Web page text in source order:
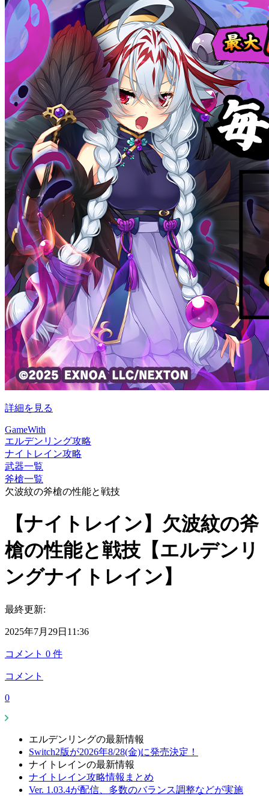
詳細を見る
GameWith
エルデンリング攻略
ナイトレイン攻略
武器一覧
斧槍一覧
欠波紋の斧槍の性能と戦技
【ナイトレイン】欠波紋の斧
槍の性能と戦技【エルデンリ
ングナイトレイン】
最終更新:
2025年7月29日11:36
コメント 0 件
コメント
0
エルデンリングの最新情報
Switch2版が2026年8/28(金)に発売決定！
ナイトレインの最新情報
ナイトレイン攻略情報まとめ
Ver. 1.03.4が配信、多数のバランス調整などが実施